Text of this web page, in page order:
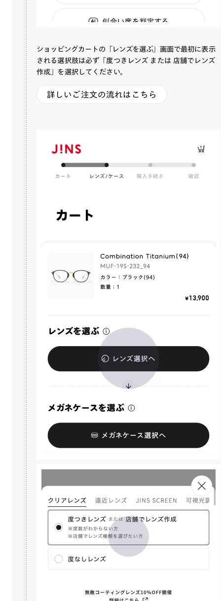
ショッピングカートの「レンズを選ぶ」画面で最初に表示
される選択肢は必ず「度つきレンズ または 店舗でレンズ
作成」を選択してください。
詳しいご注文の流れはこちら